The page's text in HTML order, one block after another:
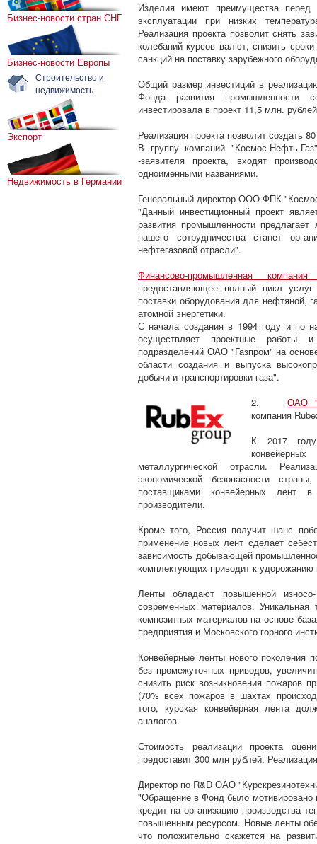
Бизнес-новости стран СНГ
Бизнес-новости Европы
Строительство и
недвижимость
Экспорт
Недвижимость в Германии
Изделия имеют преимущества перед
эксплуатации при низких
Реализация проекта позволит снять
колебаний курсов валют, снизить
санкций на поставку зарубежного
Общий размер инвестиций в
Фонда развития
инвестировала в проект 11,5 млн.
Реализация проекта позволит создать
В группу компаний "Космос-Нефть-
-заявителя проекта, входят
одноименными названиями.
Генеральный директор ООО ФПК
"Данный инвестиционный проект
развития промышленности
нашего сотрудничества станет
нефтегазовой отрасли".
Финансово-промышленная компания
предоставляющее полный цикл
поставки оборудования для нефтяной,
атомной энергетики.
С начала создания в 1994 году и по
осуществляет проектные работы
подразделений ОАО "Газпром" на
области создания и выпуска
добычи и транспортировки газа".
2. ОАО
компания
К 2017 году
металлургической отрасли.
экономической безопасности
поставщиками конвейерных лент
производители.
Кроме того, Россия получит шанс
применение новых лент сделает
зависимость добывающей
комплектующих приводит к удорожанию
Ленты обладают повышенной
современных материалов. Уникальная
композитных материалов на основе
предприятия и Московского горного
Конвейерные ленты нового поколения
без промежуточных приводов,
снизить риск возникновения пожаров
(70% всех пожаров в шахтах
того, курская конвейерная лента
аналогов.
Стоимость реализации проекта
предоставит 300 млн рублей.
Директор по R&D ОАО
"Обращение в Фонд было мотивировано
кредит на организацию производства
повышенным ресурсом. Новые ленты
что положительно скажется на